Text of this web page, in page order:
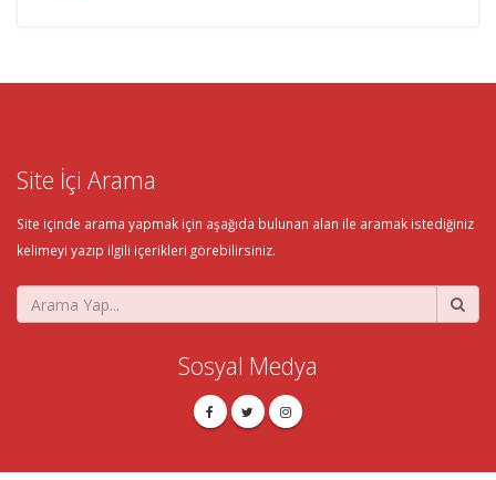
Site İçi Arama
Site içinde arama yapmak için aşağıda bulunan alan ile aramak istediğiniz
kelimeyi yazıp ilgili içerikleri görebilirsiniz.
Sosyal Medya